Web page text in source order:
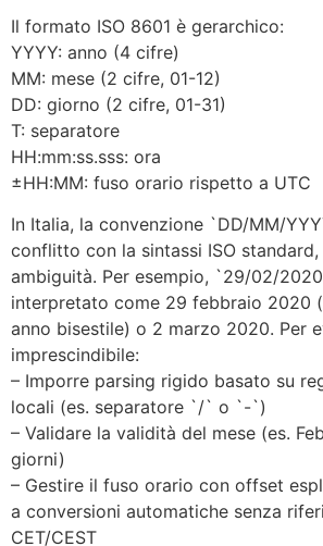
Il formato ISO 8601 è gerarchico:
YYYY: anno (4 cifre)
MM: mese (2 cifre, 01-12)
DD: giorno (2 cifre, 01-31)
T: separatore
HH:mm:ss.sss: ora
±HH:MM: fuso orario rispetto a UTC
In Italia, la convenzione `DD/MM/
conflitto con la sintassi ISO standard,
ambiguità. Per esempio, `29/02/
interpretato come 29 febbraio 2020
anno bisestile) o 2 marzo 2020. Per
imprescindibile:
– Imporre parsing rigido basato su
locali (es. separatore `/` o `-`)
– Validare la validità del mese (es.
giorni)
– Gestire il fuso orario con offset
a conversioni automatiche senza
CET/CEST